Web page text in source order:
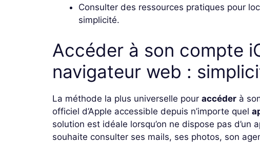
Consulter des ressources pratiques pour
simplicité.
Accéder à son compte
navigateur web :
La méthode la plus universelle pour accéder à
officiel d’Apple accessible depuis n’importe quel
solution est idéale lorsqu’on ne dispose pas d’un
souhaite consulter ses mails, ses photos, son